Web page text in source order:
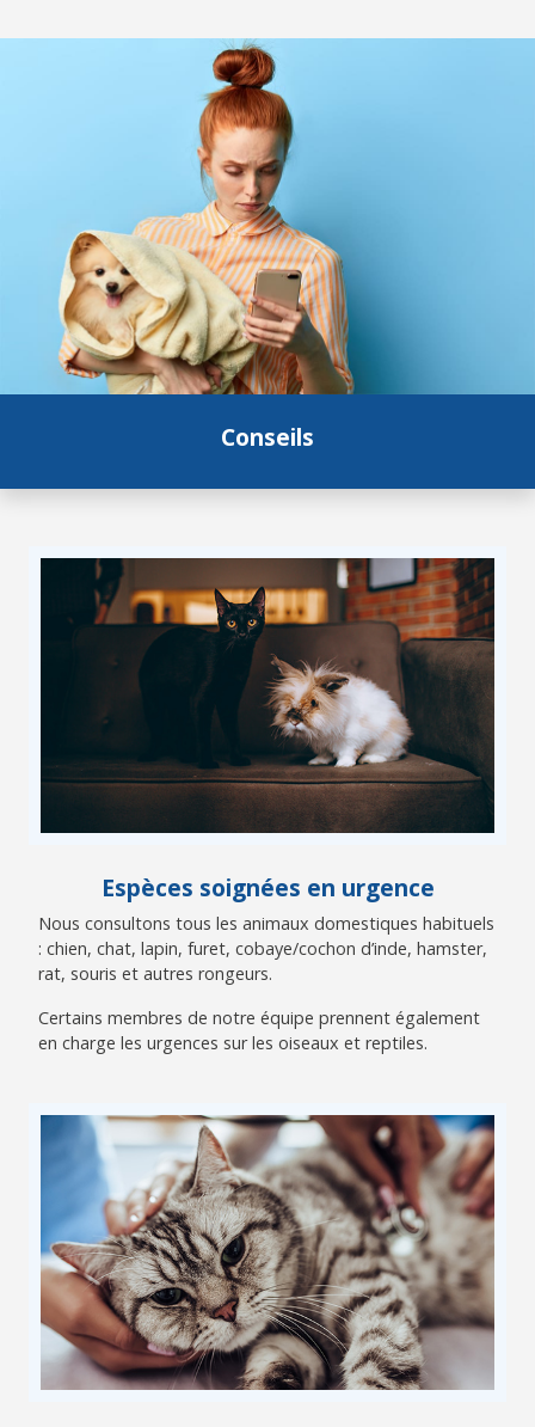
Conseils
Espèces soignées en urgence
Nous consultons tous les animaux domestiques habituels
: chien, chat, lapin, furet, cobaye/cochon d’inde, hamster,
rat, souris et autres rongeurs.
Certains membres de notre équipe prennent également
en charge les urgences sur les oiseaux et reptiles.